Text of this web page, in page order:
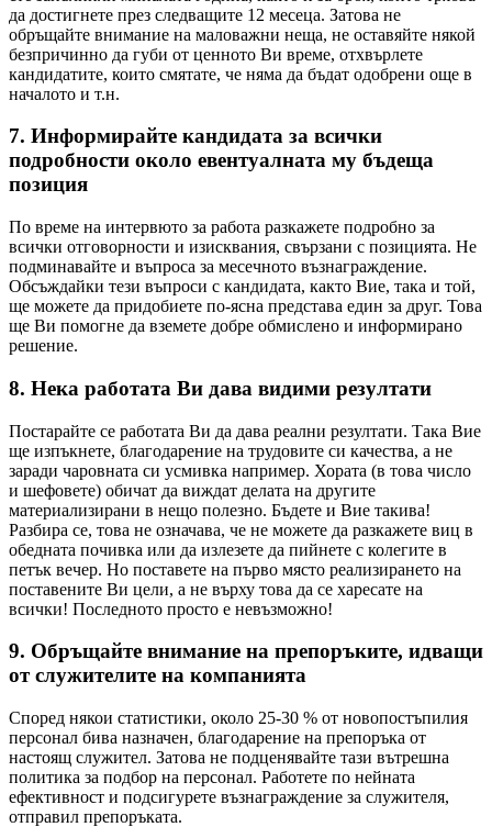
да достигнете през следващите 12 месеца. Затова не
обръщайте внимание на маловажни неща, не оставяйте някой
безпричинно да губи от ценното Ви време, отхвърлете
кандидатите, които смятате, че няма да бъдат одобрени още в
началото и т.н.
7. Информирайте кандидата за всички
подробности около евентуалната му бъдеща
позиция
По време на интервюто за работа разкажете подробно за
всички отговорности и изисквания, свързани с позицията. Не
подминавайте и въпроса за месечното възнаграждение.
Обсъждайки тези въпроси с кандидата, както Вие, така и той,
ще можете да придобиете по-ясна представа един за друг. Това
ще Ви помогне да вземете добре обмислено и информирано
решение.
8. Нека работата Ви дава видими резултати
Постарайте се работата Ви да дава реални резултати. Така Вие
ще изпъкнете, благодарение на трудовите си качества, а не
заради чаровната си усмивка например. Хората (в това число
и шефовете) обичат да виждат делата на другите
материализирани в нещо полезно. Бъдете и Вие такива!
Разбира се, това не означава, че не можете да разкажете виц в
обедната почивка или да излезете да пийнете с колегите в
петък вечер. Но поставете на първо място реализирането на
поставените Ви цели, а не върху това да се харесате на
всички! Последното просто е невъзможно!
9. Обръщайте внимание на препоръките, идващи
от служителите на компанията
Според някои статистики, около 25-30 % от новопостъпилия
персонал бива назначен, благодарение на препоръка от
настоящ служител. Затова не подценявайте тази вътрешна
политика за подбор на персонал. Работете по нейната
ефективност и подсигурете възнаграждение за служителя,
отправил препоръката.